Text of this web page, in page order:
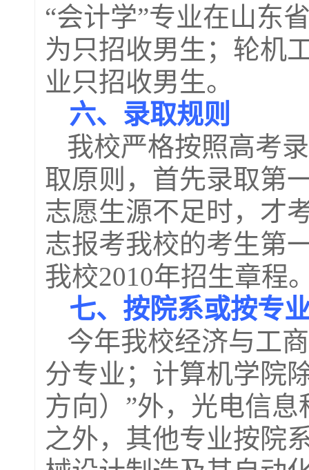
“会计学”专业在山东
为只招收男生；轮机
业只招收男生。
六、录取规则
我校严格按照高考
取原则，首先录取第
志愿生源不足时，才
志报考我校的考生第
我校2010年招生章程
七、按院系或按专
今年我校经济与工
分专业；计算机学院
方向）”外，光电信
之外，其他专业按院